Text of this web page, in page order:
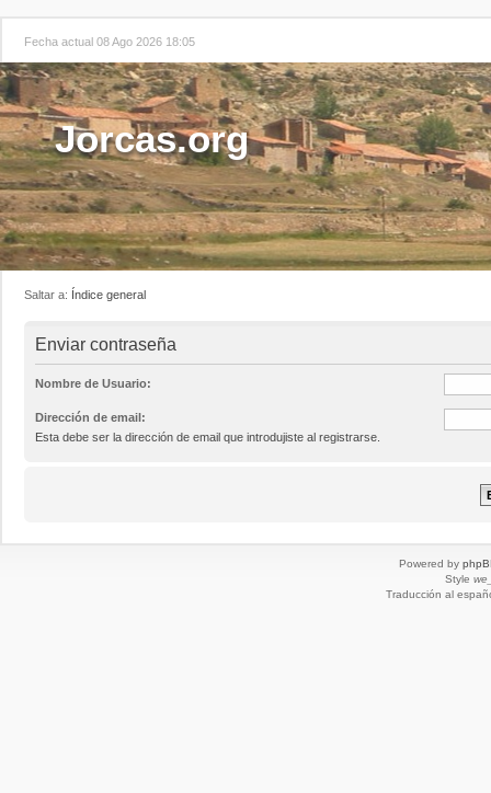
Fecha actual 08 Ago 2026 18:05
Jorcas.org
Saltar a: Índice general
Enviar contraseña
Nombre de Usuario:
Dirección de email:
Esta debe ser la dirección de email que introdujiste al registrarse.
Powered by
Style
Traducción al